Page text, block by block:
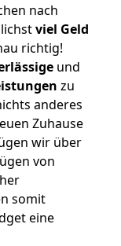
nach
viel Geld
richtig!
und
zu
anderes
Zuhause
wir über
von
somit
eine